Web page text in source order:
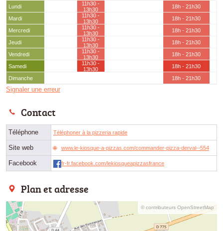
Lundi
11h30 -
13h30
18h - 21h30
Mardi
11h30 -
13h30
18h - 21h30
Mercredi
11h30 -
13h30
18h - 21h30
Jeudi
11h30 -
13h30
18h - 21h30
Vendredi
11h30 -
13h30
18h - 21h30
Samedi
11h30 -
13h30
18h - 21h30
Dimanche
18h - 21h30
Signaler une erreur
Contact
Téléphone Téléphoner à la pizzeria rapide
Site web www.le-kiosque-a-pizzas.com/commander-pizza-derval--554
Facebook fr-fr.facebook.com/lekiosqueapizzasfrance
Plan et adresse
© contributeurs OpenStreetMap